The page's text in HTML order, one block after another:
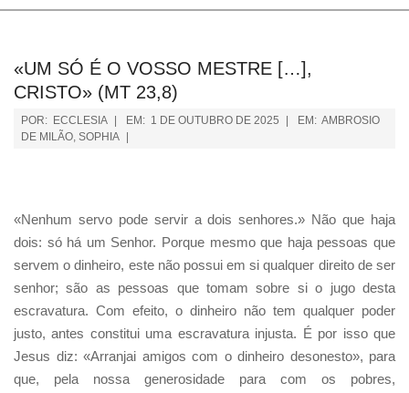
«UM SÓ É O VOSSO MESTRE […],
CRISTO» (MT 23,8)
POR: ECCLESIA EM: 1 DE OUTUBRO DE 2025 EM: AMBROSIO
DE MILÃO, SOPHIA
«Nenhum servo pode servir a dois senhores.» Não que haja
dois: só há um Senhor. Porque mesmo que haja pessoas que
servem o dinheiro, este não possui em si qualquer direito de ser
senhor; são as pessoas que tomam sobre si o jugo desta
escravatura. Com efeito, o dinheiro não tem qualquer poder
justo, antes constitui uma escravatura injusta. É por isso que
Jesus diz: «Arranjai amigos com o dinheiro desonesto», para
que, pela nossa generosidade para com os pobres,